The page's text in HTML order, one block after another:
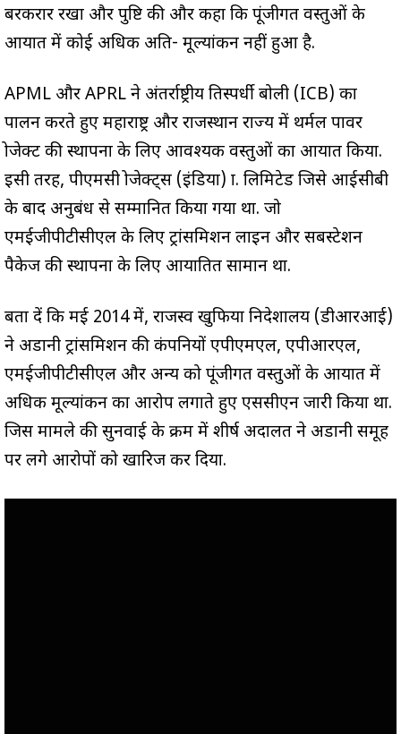
बरकरार रखा और पुष्टि की और कहा कि पूंजीगत वस्तुओं के
आयात में कोई अधिक अति- मूल्यांकन नहीं हुआ है.
APML और APRL ने अंतर्राष्ट्रीय प्रतिस्पर्धी बोली (ICB) का
पालन करते हुए महाराष्ट्र और राजस्थान राज्य में थर्मल पावर
प्रोजेक्ट की स्थापना के लिए आवश्यक वस्तुओं का आयात किया.
इसी तरह, पीएमसी प्रोजेक्ट्स (इंडिया) प्रा. लिमिटेड जिसे आईसीबी
के बाद अनुबंध से सम्मानित किया गया था. जो
एमईजीपीटीसीएल के लिए ट्रांसमिशन लाइन और सबस्टेशन
पैकेज की स्थापना के लिए आयातित सामान था.
बता दें कि मई 2014 में, राजस्व खुफिया निदेशालय (डीआरआई)
ने अडानी ट्रांसमिशन की कंपनियों एपीएमएल, एपीआरएल,
एमईजीपीटीसीएल और अन्य को पूंजीगत वस्तुओं के आयात में
अधिक मूल्यांकन का आरोप लगाते हुए एससीएन जारी किया था.
जिस मामले की सुनवाई के क्रम में शीर्ष अदालत ने अडानी समूह
पर लगे आरोपों को खारिज कर दिया.